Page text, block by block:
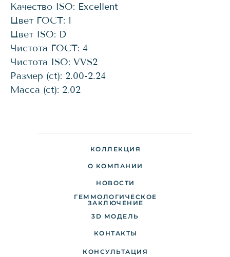
Качество ISO: Excellent
Цвет ГОСТ: 1
Цвет ISO: D
Чистота ГОСТ: 4
Чистота ISO: VVS2
Размер (ct): 2.00-2.24
Масса (ct): 2,02
КОНТАКТЫ
КОЛЛЕКЦИЯ
НОВОСТИ
О КОМПАНИИ
ДОСТАВКА И ОПЛАТА
ПАРТНЕРАМ
3D МОДЕЛЬ
КОНСУЛЬТАЦИЯ
ГЕММОЛОГИЧЕСКОЕ
ЗАКЛЮЧЕНИЕ